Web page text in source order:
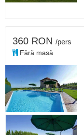
360 RON /pers
Fără masă